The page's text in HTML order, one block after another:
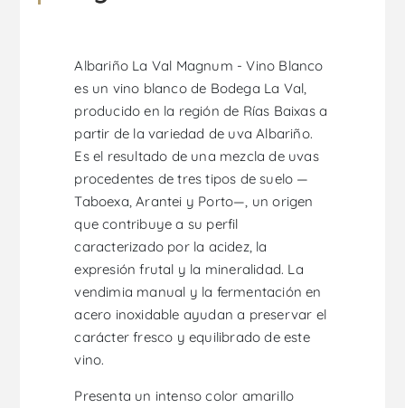
Albariño La Val Magnum - Vino Blanco
es un vino blanco de Bodega La Val,
producido en la región de Rías Baixas a
partir de la variedad de uva Albariño.
Es el resultado de una mezcla de uvas
procedentes de tres tipos de suelo —
Taboexa, Arantei y Porto—, un origen
que contribuye a su perfil
caracterizado por la acidez, la
expresión frutal y la mineralidad. La
vendimia manual y la fermentación en
acero inoxidable ayudan a preservar el
carácter fresco y equilibrado de este
vino.
Presenta un intenso color amarillo